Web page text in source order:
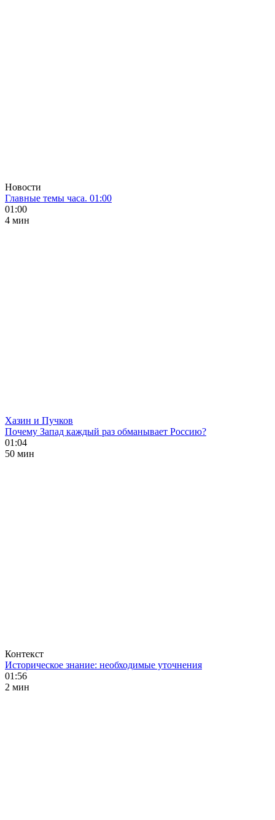
Новости
Главные темы часа. 01:00
01:00
4 мин
Хазин и Пучков
Почему Запад каждый раз обманывает Россию?
01:04
50 мин
Контекст
Историческое знание: необходимые уточнения
01:56
2 мин